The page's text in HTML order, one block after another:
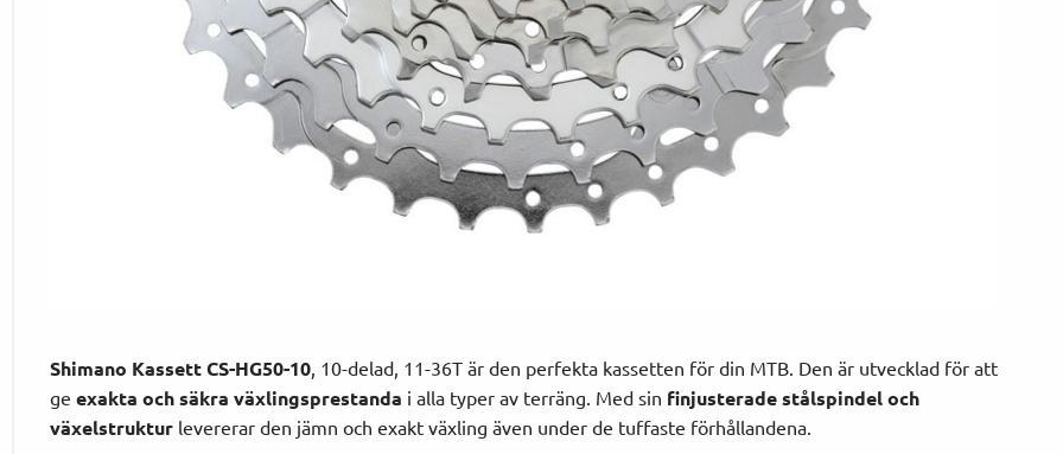
Shimano Kassett CS-HG50-10, 10-delad, 11-36T är den perfekta kassetten för din MTB. Den är utvecklad för att
ge exakta och säkra växlingsprestanda i alla typer av terräng. Med sin finjusterade stålspindel och
växelstruktur levererar den jämn och exakt växling även under de tuffaste förhållandena.